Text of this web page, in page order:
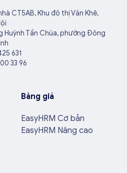
CT5AB, Khu đô thị Văn Khê,
Huỳnh Tấn Chùa, phường Đông
631
33 96
Bảng giá
EasyHRM Cơ bản
EasyHRM Nâng cao